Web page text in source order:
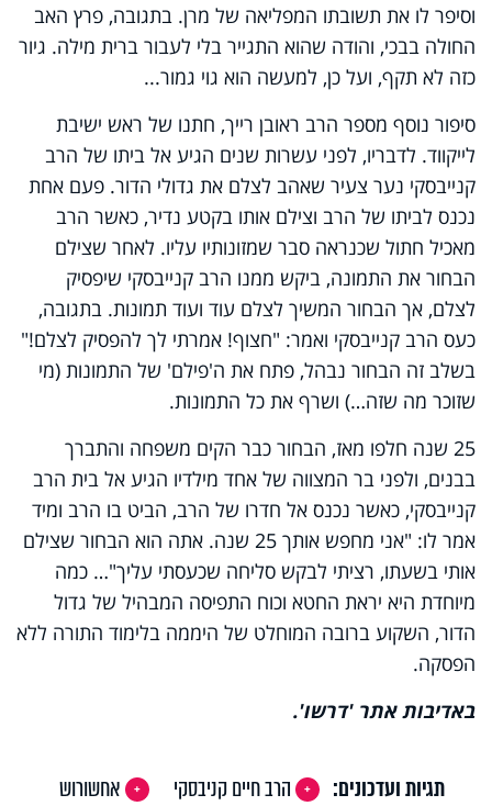
וסיפר לו את תשובתו המפליאה של מרן. בתגובה, פרץ האב
החולה בבכי, והודה שהוא התגייר בלי לעבור ברית מילה. גיור
כזה לא תקף, ועל כן, למעשה הוא גוי גמור...
סיפור נוסף מספר הרב ראובן רייך, חתנו של ראש ישיבת
לייקווד. לדבריו, לפני עשרות שנים הגיע אל ביתו של הרב
קנייבסקי נער צעיר שאהב לצלם את גדולי הדור. פעם אחת
נכנס לביתו של הרב וצילם אותו בקטע נדיר, כאשר הרב
מאכיל חתול שכנראה סבר שמזונותיו עליו. לאחר שצילם
הבחור את התמונה, ביקש ממנו הרב קנייבסקי שיפסיק
לצלם, אך הבחור המשיך לצלם עוד ועוד תמונות. בתגובה,
כעס הרב קנייבסקי ואמר: "חצוף! אמרתי לך להפסיק לצלם!"
בשלב זה הבחור נבהל, פתח את ה'פילם' של התמונות (מי
שזוכר מה שזה…) ושרף את כל התמונות.
25 שנה חלפו מאז, הבחור כבר הקים משפחה והתברך
בבנים, ולפני בר המצווה של אחד מילדיו הגיע אל בית הרב
קנייבסקי, כאשר נכנס אל חדרו של הרב, הביט בו הרב ומיד
אמר לו: "אני מחפש אותך 25 שנה. אתה הוא הבחור שצילם
אותי בשעתו, רציתי לבקש סליחה שכעסתי עליך"… כמה
מיוחדת היא יראת החטא וכוח התפיסה המבהיל של גדול
הדור, השקוע ברובה המוחלט של היממה בלימוד התורה ללא
הפסקה.
באדיבות אתר 'דרשו'.
תגיות ועדכונים: הרב חיים קניבסקי
אחשורוש